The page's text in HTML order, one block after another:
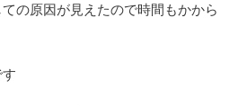
の原因が見えたので時間もかから